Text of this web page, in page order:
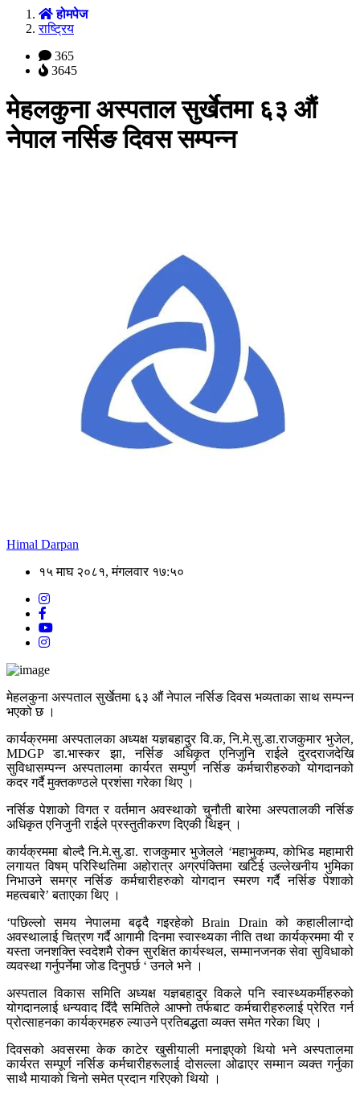
होमपेज
राष्ट्रिय
365
3645
मेहलकुना अस्पताल सुर्खेतमा ६३ औं
नेपाल नर्सिङ दिवस सम्पन्न
Himal Darpan
१५ माघ २०८१, मंगलवार १७:५०
मेहलकुना अस्पताल सुर्खेतमा ६३ औं नेपाल नर्सिङ दिवस भव्यताका साथ सम्पन्न
भएको छ ।
कार्यक्रममा अस्पतालका अध्यक्ष यज्ञबहादुर वि.क, नि.मे.सु.डा.राजकुमार भुजेल,
MDGP डा.भास्कर झा, नर्सिङ अधिकृत एनिजुनि राईले दुरदराजदेखि
सुविधासम्पन्न अस्पतालमा कार्यरत सम्पुर्ण नर्सिङ कर्मचारीहरुको योगदानको
कदर गर्दै मुक्तकण्ठले प्रशंसा गरेका थिए ।
नर्सिङ पेशाको विगत र वर्तमान अवस्थाको चुनौती बारेमा अस्पतालकी नर्सिङ
अधिकृत एनिजुनी राईले प्रस्तुतीकरण दिएकी थिइन् ।
कार्यक्रममा बोल्दै नि.मे.सु.डा. राजकुमार भुजेलले ‘महाभुकम्प, कोभिड महामारी
लगायत विषम् परिस्थितिमा अहोरात्र अग्रपंक्तिमा खटिई उल्लेखनीय भुमिका
निभाउने समग्र नर्सिङ कर्मचारीहरुको योगदान स्मरण गर्दै नर्सिङ पेशाको
महत्वबारे’ बताएका थिए ।
‘पछिल्लो समय नेपालमा बढ्दै गइरहेको Brain Drain को कहालीलाग्दो
अवस्थालाई चित्रण गर्दै आगामी दिनमा स्वास्थ्यका नीति तथा कार्यक्रममा यी र
यस्ता जनशक्ति स्वदेशमै रोक्न सुरक्षित कार्यस्थल, सम्मानजनक सेवा सुविधाको
व्यवस्था गर्नुपर्नेमा जोड दिनुपर्छ ‘ उनले भने ।
अस्पताल विकास समिति अध्यक्ष यज्ञबहादुर विकले पनि स्वास्थ्यकर्मीहरुको
योगदानलाई धन्यवाद दिँदै समितिले आफ्नो तर्फबाट कर्मचारीहरुलाई प्रेरित गर्न
प्रोत्साहनका कार्यक्रमहरु ल्याउने प्रतिबद्धता व्यक्त समेत गरेका थिए ।
दिवसको अवसरमा केक काटेर खुसीयाली मनाइएको थियो भने अस्पतालमा
कार्यरत सम्पूर्ण नर्सिङ कर्मचारीहरूलाई दोसल्ला ओढाएर सम्मान व्यक्त गर्नुका
साथै मायाकाे चिनाे समेत प्रदान गरिएको थियो ।